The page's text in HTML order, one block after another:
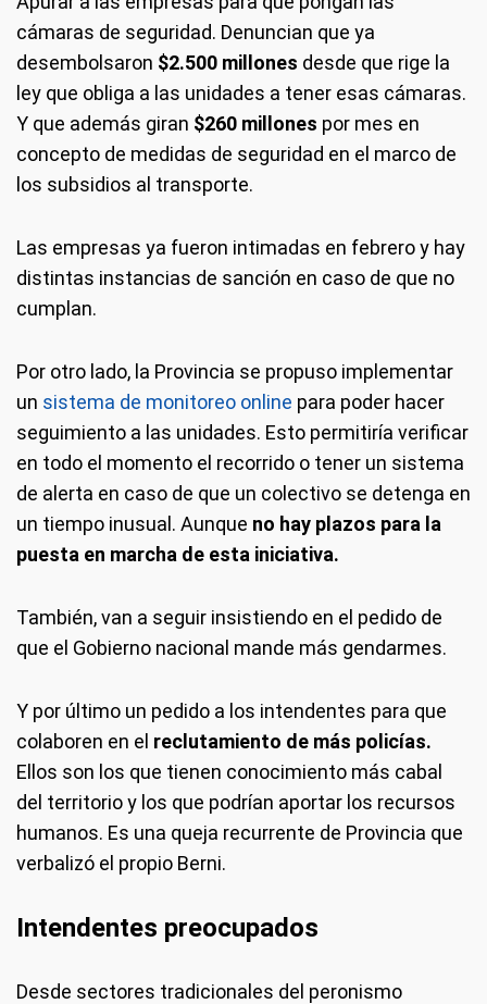
cámaras de seguridad. Denuncian que ya
desembolsaron $2.500 millones desde que rige la
ley que obliga a las unidades a tener esas cámaras.
Y que además giran $260 millones por mes en
concepto de medidas de seguridad en el marco de
los subsidios al transporte.
Las empresas ya fueron intimadas en febrero y hay
distintas instancias de sanción en caso de que no
cumplan.
Por otro lado, la Provincia se propuso implementar
un sistema de monitoreo online para poder hacer
seguimiento a las unidades. Esto permitiría verificar
en todo el momento el recorrido o tener un sistema
de alerta en caso de que un colectivo se detenga en
un tiempo inusual. Aunque no hay plazos para la
puesta en marcha de esta iniciativa.
También, van a seguir insistiendo en el pedido de
que el Gobierno nacional mande más gendarmes.
Y por último un pedido a los intendentes para que
colaboren en el reclutamiento de más policías.
Ellos son los que tienen conocimiento más cabal
del territorio y los que podrían aportar los recursos
humanos. Es una queja recurrente de Provincia que
verbalizó el propio Berni.
Intendentes preocupados
Desde sectores tradicionales del peronismo